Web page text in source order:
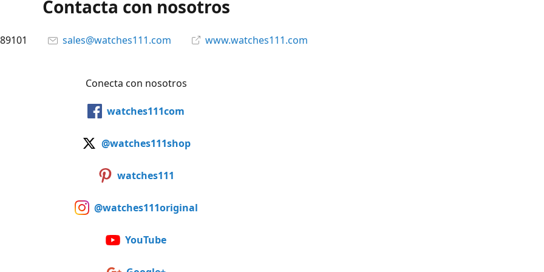
Contacta con nosotros
sales@watches111.com www.watches111.com
Conecta con nosotros
watches111com
@watches111shop
watches111
@watches111original
YouTube